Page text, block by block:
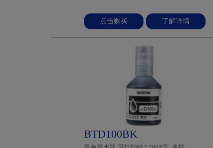
点击购买 了解详情
BTD100BK